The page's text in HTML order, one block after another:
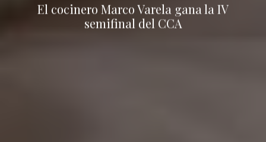
El cocinero Marco Varela gana la IV
semifinal del CCA